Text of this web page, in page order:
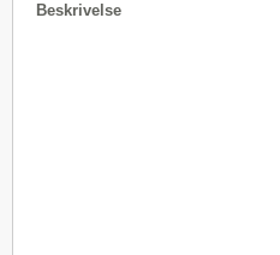
Beskrivelse